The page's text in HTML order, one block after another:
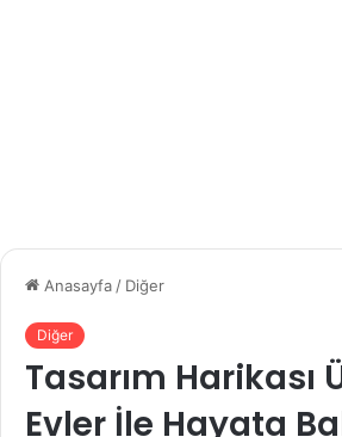
Anasayfa / Diğer
Diğer
Tasarım Harikası
Evler İle Hayata